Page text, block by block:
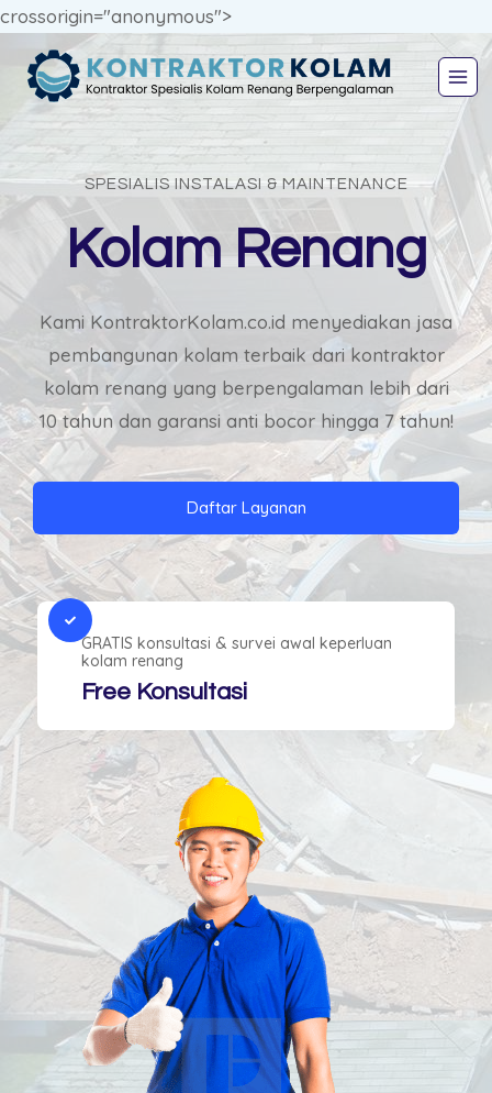
crossorigin="anonymous">
SPESIALIS INSTALASI & MAINTENANCE
Kolam Renang
Kami KontraktorKolam.co.id menyediakan jasa
pembangunan kolam terbaik dari kontraktor
kolam renang yang berpengalaman lebih dari
10 tahun dan garansi anti bocor hingga 7 tahun!
Daftar Layanan
GRATIS konsultasi & survei awal keperluan
kolam renang
Free Konsultasi